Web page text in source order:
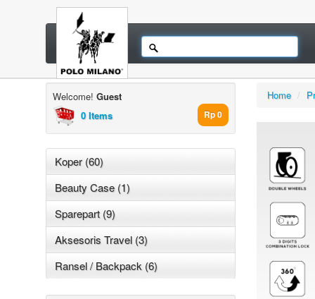
Welcome! Guest
0 Items
Rp 0
Koper (60)
Beauty Case (1)
Sparepart (9)
Aksesoris Travel (3)
Ransel / Backpack (6)
Home /